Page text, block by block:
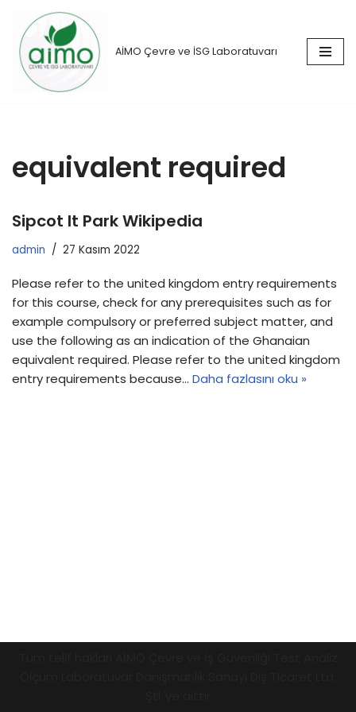
İçeriğe
geç
AİMO Çevre ve İSG Laboratuvarı
equivalent required
Sipcot It Park Wikipedia
admin 27 Kasım 2022
Please refer to the united kingdom entry requirements
for this course, check for any prerequisites such as for
example compulsory or preferred subject matter, and
use the following as an indication of the Ghanaian
equivalent required. Please refer to the united kingdom
entry requirements because… Daha fazlasını oku »